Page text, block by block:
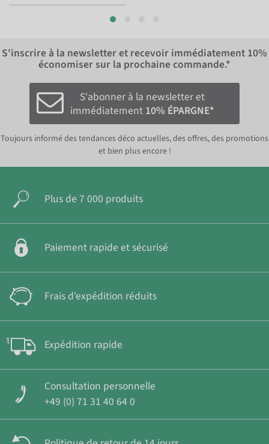
S'inscrire à la newsletter et recevoir immédiatement 10%
économiser sur la prochaine commande.*
S'abonner à la newsletter et
immédiatement 10% ÉPARGNE*
Toujours informé des tendances déco actuelles, des offres, des promotions
et bien plus encore !
Plus de 7 000 produits
Paiement rapide et sécurisé
Frais d'expédition réduits
Expédition rapide
Consultation personnelle
+49 (0) 71 31 40 64 0